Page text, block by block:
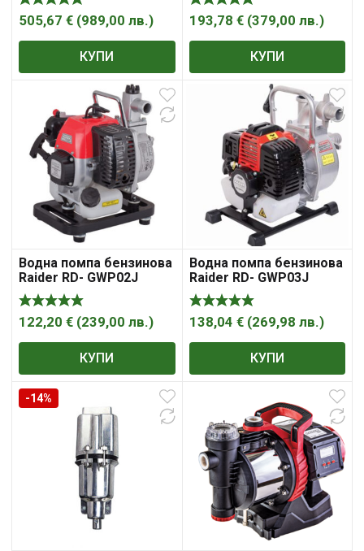
505,67 € (989,00 лв.)
КУПИ
193,78 € (379,00 лв.)
КУПИ
Водна помпа бензинова
Raider RD- GWP02J
122,20 € (239,00 лв.)
КУПИ
Водна помпа бензинова
Raider RD- GWP03J
138,04 € (269,98 лв.)
КУПИ
-14%